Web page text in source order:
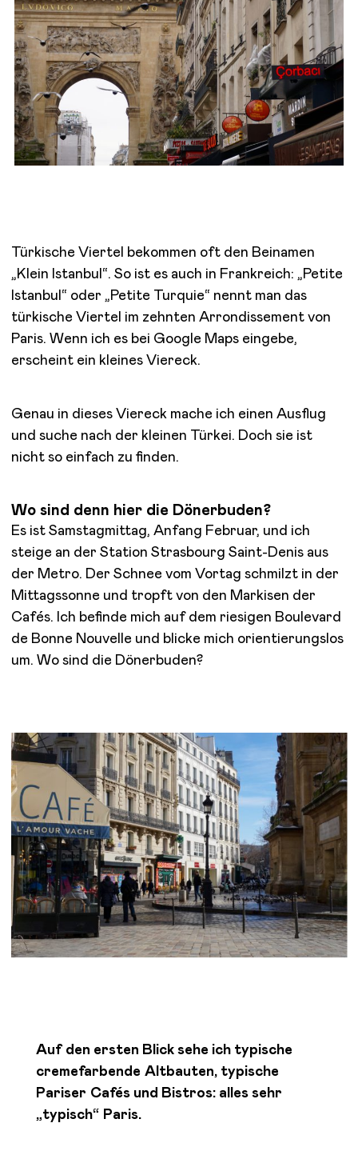
Türkische Viertel bekommen oft den Beinamen
„Klein Istanbul“. So ist es auch in Frankreich: „Petite
Istanbul“ oder „Petite Turquie“ nennt man das
türkische Viertel im zehnten Arrondissement von
Paris. Wenn ich es bei Google Maps eingebe,
erscheint ein kleines Viereck.
Genau in dieses Viereck mache ich einen Ausflug
und suche nach der kleinen Türkei. Doch sie ist
nicht so einfach zu finden.
Wo sind denn hier die Dönerbuden?
Es ist Samstagmittag, Anfang Februar, und ich
steige an der Station Strasbourg Saint-Denis aus
der Metro. Der Schnee vom Vortag schmilzt in der
Mittagssonne und tropft von den Markisen der
Cafés. Ich befinde mich auf dem riesigen Boulevard
de Bonne Nouvelle und blicke mich orientierungslos
um. Wo sind die Dönerbuden?
Auf den ersten Blick sehe ich typische
cremefarbende Altbauten, typische
Pariser Cafés und Bistros: alles sehr
„typisch“ Paris.